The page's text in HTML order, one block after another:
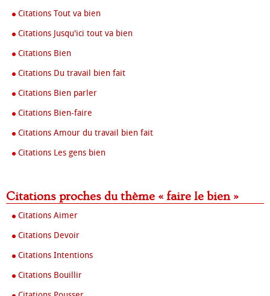
Citations Tout va bien
Citations Jusqu'ici tout va bien
Citations Bien
Citations Du travail bien fait
Citations Bien parler
Citations Bien-faire
Citations Amour du travail bien fait
Citations Les gens bien
Citations proches du thème « faire le bien »
Citations Aimer
Citations Devoir
Citations Intentions
Citations Bouillir